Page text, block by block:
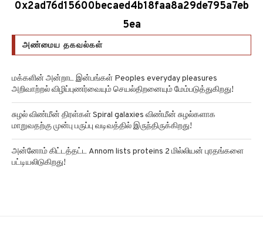
5ea
அண்மைய தகவல்கள்
அறிவாற்றல் விழிப்புணர்வையும் செயல்திறனையும் மேம்படுத்துகிறது!
சுழல் விண்மீன் திரள்கள் Spiral galaxies விண்மீன் சுழல்களாக
மாறுவதற்கு முன்பு பருப்பு வடிவத்தில் இருந்திருக்கிறது!
அன்னோம் கிட்டத்தட்ட Annom lists proteins 2 மில்லியன் புரதங்களை
பட்டியலிடுகிறது!